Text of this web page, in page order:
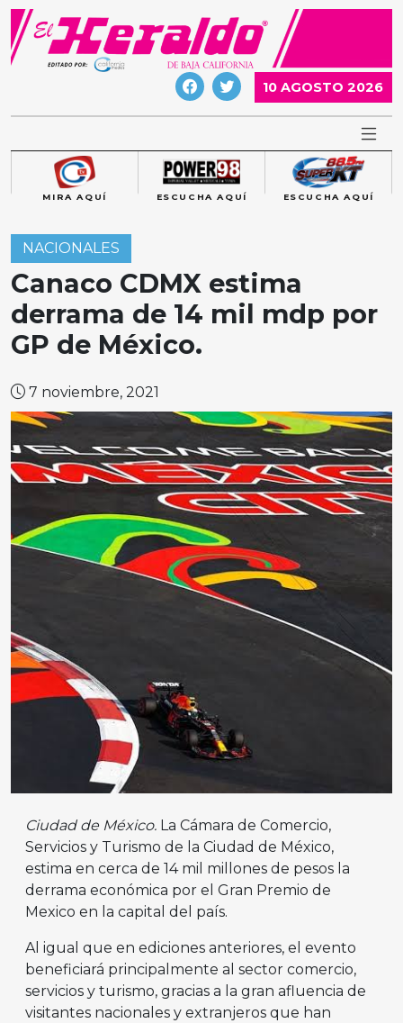
Skip
content
10 AGOSTO 2026
MIRA AQUÍ ESCUCHA AQUÍ ESCUCHA AQUÍ
NACIONALES
Canaco CDMX estima
derrama de 14 mil mdp por
GP de México.
7 noviembre, 2021
Ciudad de México. La Cámara de Comercio,
Servicios y Turismo de la Ciudad de México,
estima en cerca de 14 mil millones de pesos la
derrama económica por el Gran Premio de
Mexico en la capital del país.
Al igual que en ediciones anteriores, el evento
beneficiará principalmente al sector comercio,
servicios y turismo, gracias a la gran afluencia de
visitantes nacionales y extranjeros que han